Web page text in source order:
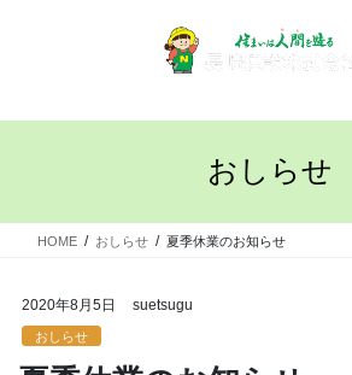
おしらせ
HOME おしらせ 夏季休業のお知らせ
2020年8月5日 suetsugu
おしらせ